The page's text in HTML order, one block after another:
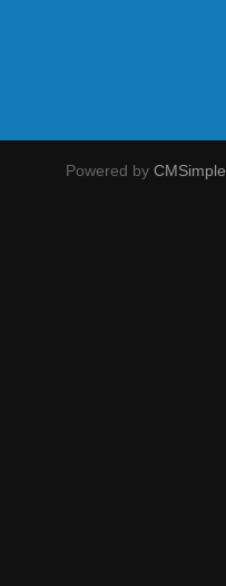
Powered by CMSimple